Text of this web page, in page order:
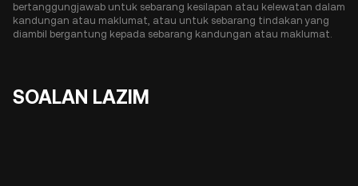
bertanggungjawab untuk sebarang kesilapan atau kelewatan dalam
kandungan atau maklumat, atau untuk sebarang tindakan yang
diambil bergantung kepada sebarang kandungan atau maklumat.
SOALAN LAZIM